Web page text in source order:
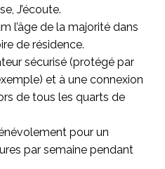
J’écoute.
l’âge de la majorité dans
de résidence.
sécurisé (protégé par
et à une connexion
de tous les quarts de
pour un
par semaine pendant